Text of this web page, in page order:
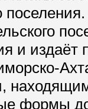
поселения.
и издаёт
формы